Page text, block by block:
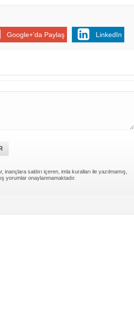
Google+'da Paylaş LinkedIn
saldırı içeren, imla kuralları ile yazılmamış,
yorumlar onaylanmamaktadır.